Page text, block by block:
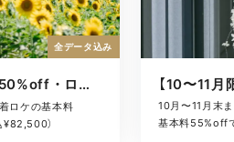
【7〜9月限定】基本料50%off・ロケキャンペーン
ロケの基本料
）
全データ込み
10月〜11月末
基本料55%off